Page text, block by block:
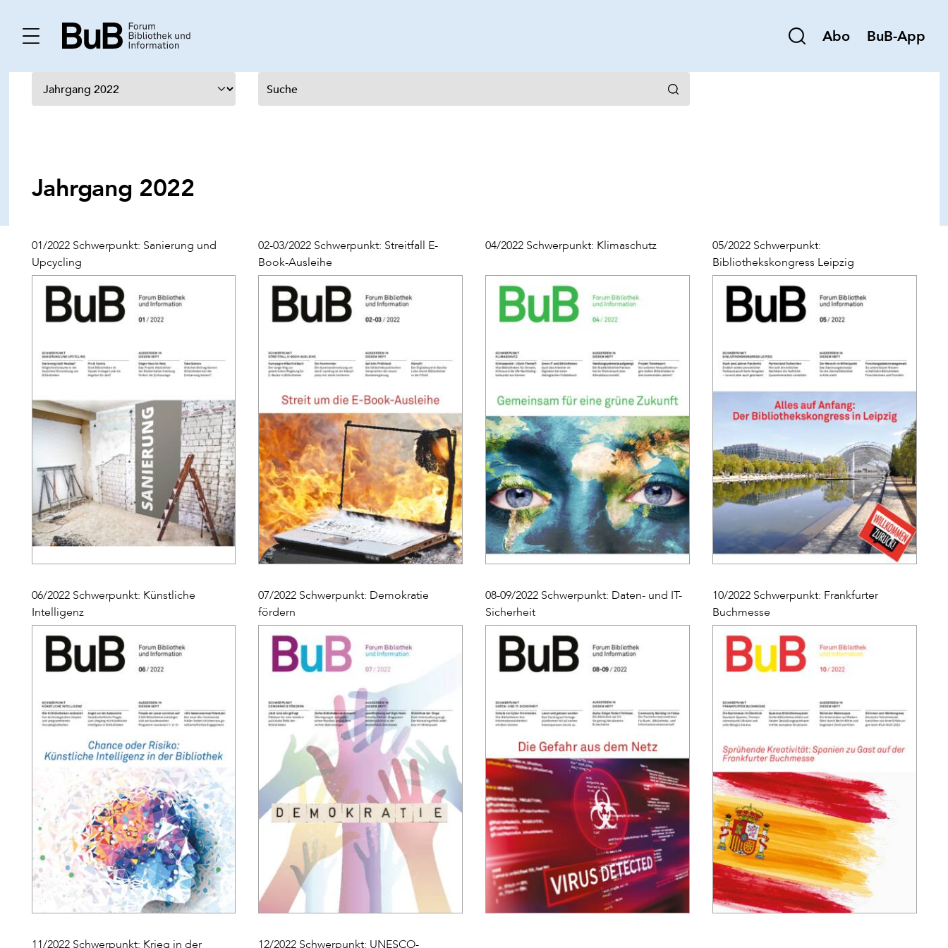
Abo BuB-App
Jahrgang 2022
01/2022 Schwerpunkt: Sanierung und
Upcycling
02-03/2022 Schwerpunkt: Streitfall E-
Book-Ausleihe
04/2022 Schwerpunkt: Klimaschutz
05/2022 Schwerpunkt:
Bibliothekskongress Leipzig
06/2022 Schwerpunkt: Künstliche
Intelligenz
07/2022 Schwerpunkt: Demokratie
fördern
08-09/2022 Schwerpunkt: Daten- und IT-
Sicherheit
10/2022 Schwerpunkt: Frankfurter
Buchmesse
11/2022 Schwerpunkt: Krieg in der
12/2022 Schwerpunkt: UNESCO-